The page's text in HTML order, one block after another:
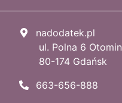
nadodatek.pl
ul. Polna 6 Otomin
80-174 Gdańsk
663-656-888